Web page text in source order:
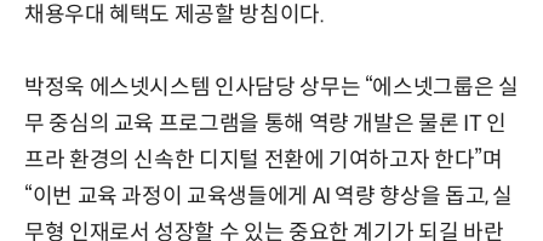
채용우대 혜택도 제공할 방침이다.
박정욱 에스넷시스템 인사담당 상무는 “에스넷그룹은 실
무 중심의 교육 프로그램을 통해 역량 개발은 물론 IT 인
프라 환경의 신속한 디지털 전환에 기여하고자 한다”며
“이번 교육 과정이 교육생들에게 AI 역량 향상을 돕고, 실
무형 인재로서 성장할 수 있는 중요한 계기가 되길 바란